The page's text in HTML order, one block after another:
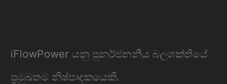
iFlowPower යනු පුනර්ජනනීය බලශක්තියේ
ප්‍රමුඛතම නිෂ්පාදකයෙකි.